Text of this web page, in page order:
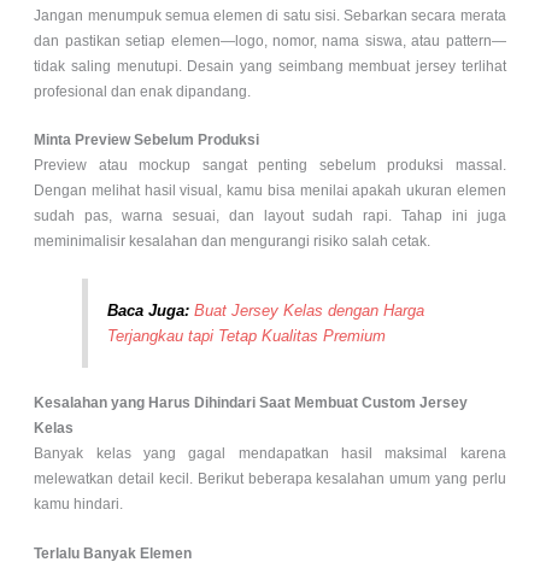
Jangan menumpuk semua elemen di satu sisi. Sebarkan secara merata
dan pastikan setiap elemen—logo, nomor, nama siswa, atau pattern—
tidak saling menutupi. Desain yang seimbang membuat jersey terlihat
profesional dan enak dipandang.
Minta Preview Sebelum Produksi
Preview atau mockup sangat penting sebelum produksi massal.
Dengan melihat hasil visual, kamu bisa menilai apakah ukuran elemen
sudah pas, warna sesuai, dan layout sudah rapi. Tahap ini juga
meminimalisir kesalahan dan mengurangi risiko salah cetak.
Baca Juga: Buat Jersey Kelas dengan Harga
Terjangkau tapi Tetap Kualitas Premium
Kesalahan yang Harus Dihindari Saat Membuat Custom Jersey
Kelas
Banyak kelas yang gagal mendapatkan hasil maksimal karena
melewatkan detail kecil. Berikut beberapa kesalahan umum yang perlu
kamu hindari.
Terlalu Banyak Elemen